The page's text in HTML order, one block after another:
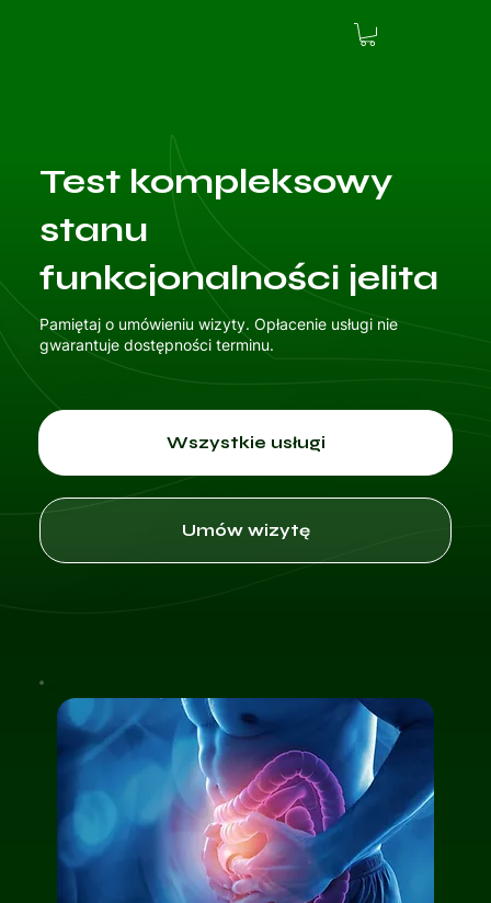
Test kompleksowy
stanu
funkcjonalności jelita
Pamiętaj o umówieniu wizyty. Opłacenie usługi nie
gwarantuje dostępności terminu.
Wszystkie usługi
Umów wizytę